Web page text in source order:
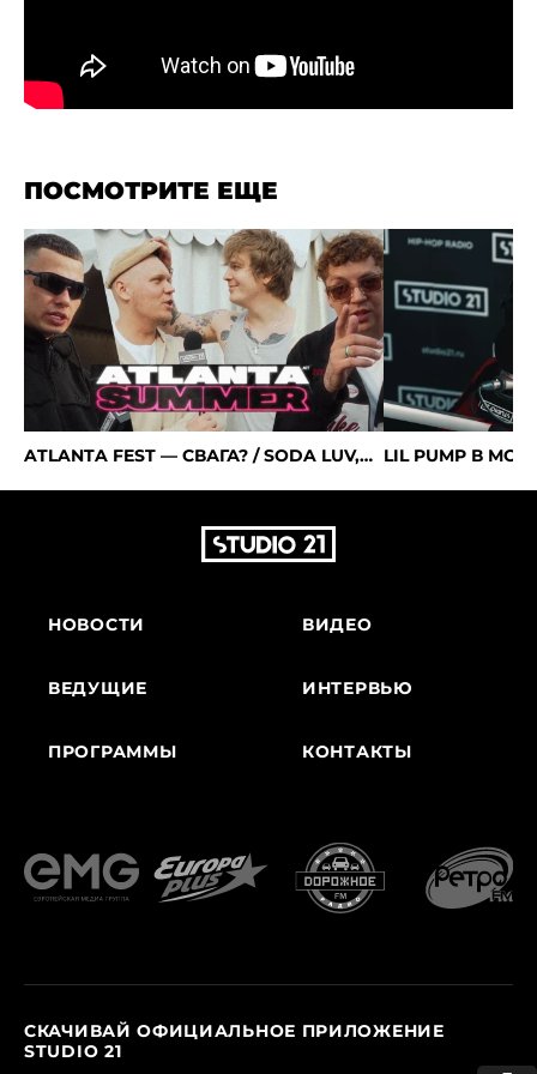
ПОСМОТРИТЕ ЕЩЕ
ATLANTA FEST — СВАГА? / SODA LUV,
LIL PUMP В
НОВОСТИ
ВЕДУЩИЕ
ПРОГРАММЫ
ВИДЕО
ИНТЕРВЬЮ
КОНТАКТЫ
СКАЧИВАЙ ОФИЦИАЛЬНОЕ ПРИЛОЖЕНИЕ
STUDIO 21